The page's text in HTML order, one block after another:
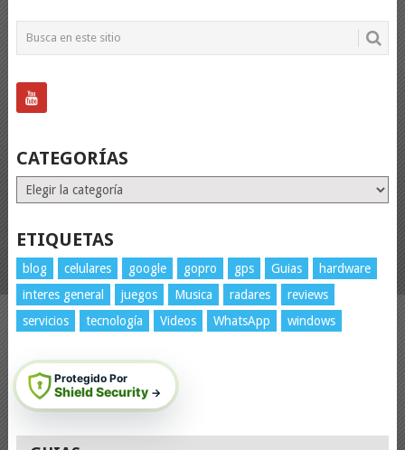
CATEGORÍAS
Categorías
ETIQUETAS
blog celulares google gopro gps Guias
hardware
interes general
juegos Musica radares
reviews
servicios
tecnología Videos WhatsApp windows
Protegido Por
Shield Security →